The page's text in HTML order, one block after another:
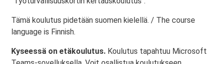
Tämä koulutus pidetään suomen kielellä. / The course
language is Finnish.
Kyseessä on etäkoulutus. Koulutus tapahtuu Microsoft